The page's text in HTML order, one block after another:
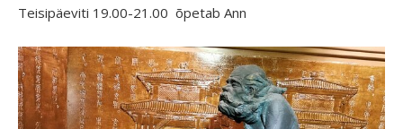
Teisipäeviti 19.00-21.00 õpetab Ann